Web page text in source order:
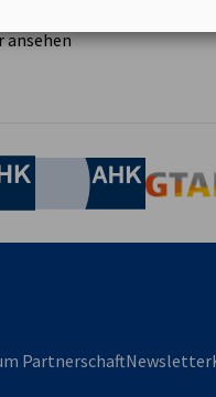
ansehen
Industrie- und
Industrie- undAHK.de
PartnerschaftNewsletter